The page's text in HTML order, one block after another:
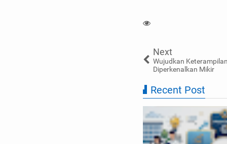
Next
Wujudkan
Diperkenalkan Mikir
Recent Post